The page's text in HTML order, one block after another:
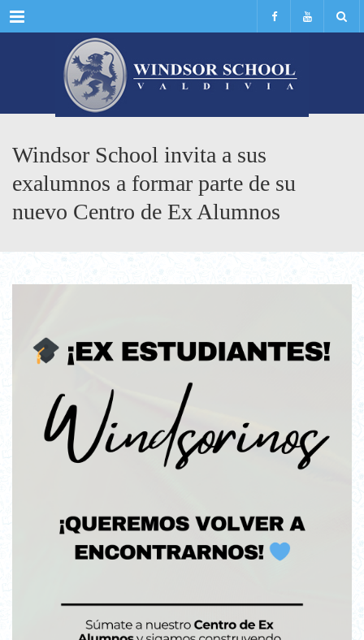
Menu
Windsor School invita a sus
exalumnos a formar parte de su
nuevo Centro de Ex Alumnos